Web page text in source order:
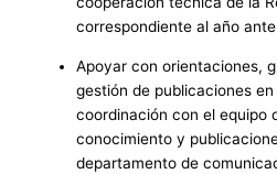
correspondiente al año
Apoyar con orientaciones,
gestión de publicaciones
coordinación con el equipo
conocimiento y
departamento de